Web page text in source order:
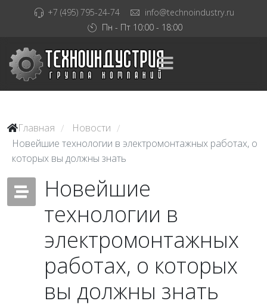
+7 (495) 795-24-74
info@technoindustry.ru
Пн - Пт 10:00 - 18:00
Главная / Новости /
Новейшие технологии в электромонтажных работах, о
которых вы должны знать
Новейшие
технологии в
электромонтажных
работах, о которых
вы должны знать